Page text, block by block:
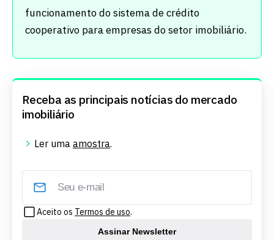
funcionamento do sistema de crédito
cooperativo para empresas do setor imobiliário.
Receba as principais notícias do mercado
imobiliário
Ler uma amostra.
Aceito os Termos de uso.
Assinar Newsletter